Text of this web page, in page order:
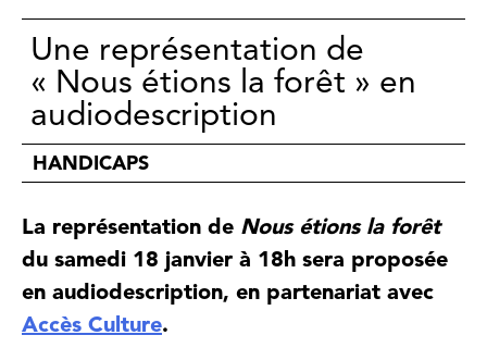
Une représentation de
« Nous étions la forêt » en
audiodescription
HANDICAPS
La représentation de Nous étions la forêt
du samedi 18 janvier à 18h sera proposée
en audiodescription, en partenariat avec
Accès Culture.